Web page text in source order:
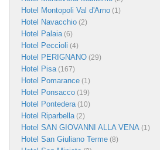
Hotel Montopoli Val d'Arno (1)
Hotel Navacchio (2)
Hotel Palaia (6)
Hotel Peccioli (4)
Hotel PERIGNANO (29)
Hotel Pisa (167)
Hotel Pomarance (1)
Hotel Ponsacco (19)
Hotel Pontedera (10)
Hotel Riparbella (2)
Hotel SAN GIOVANNI ALLA VENA (1)
Hotel San Giuliano Terme (8)